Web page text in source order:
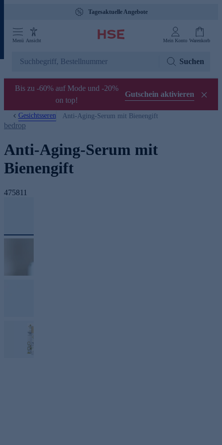
Tagesaktuelle Angebote
Menü Ansicht Mein Konto Warenkorb
Suchen
Bis zu -60% auf Mode und -20%
on top!
Gutschein aktivieren
Gesichtsseren Anti-Aging-Serum mit Bienengift
bedrop
Anti-Aging-Serum mit
Bienengift
475811